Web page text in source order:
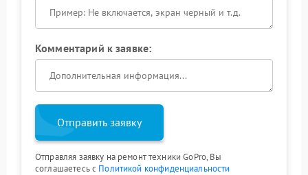
Комментарий к заявке:
Отправить заявку
Отправляя заявку на ремонт техники GoPro, Вы
соглашаетесь с Политикой конфиденциальности